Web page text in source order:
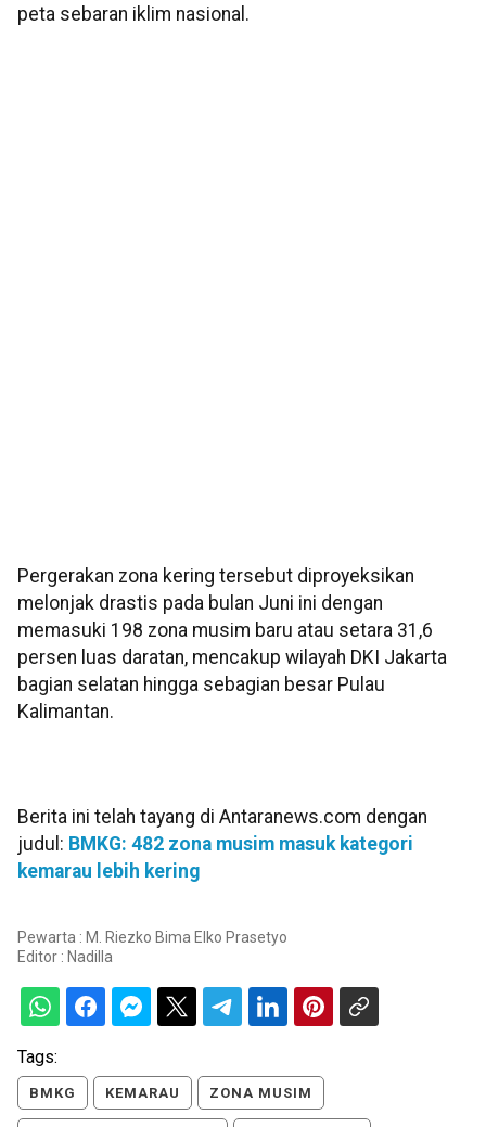
peta sebaran iklim nasional.
Pergerakan zona kering tersebut diproyeksikan
melonjak drastis pada bulan Juni ini dengan
memasuki 198 zona musim baru atau setara 31,6
persen luas daratan, mencakup wilayah DKI Jakarta
bagian selatan hingga sebagian besar Pulau
Kalimantan.
Berita ini telah tayang di Antaranews.com dengan
judul: BMKG: 482 zona musim masuk kategori
kemarau lebih kering
Pewarta : M. Riezko Bima Elko Prasetyo
Editor : Nadilla
Tags:
BMKG KEMARAU ZONA MUSIM